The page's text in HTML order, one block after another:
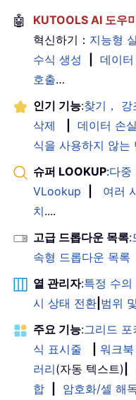
🤖 KUTOOLS AI 도우
혁신하기： 지능형
수식 생성
데이
호출…
인기 기능:찾기，
삭제
데이터 손
식을 사용하지 않는
슈퍼 LOOKUP:다중
VLookup
여러
치....
고급 드롭다운 목록:
속형 드롭다운 목록
열 관리자:특정 수
시 상태 전환 범위
주요 기능:그리드 포
식 표시줄
워크
러리(자동 텍스트)
합
암호화/셀 해